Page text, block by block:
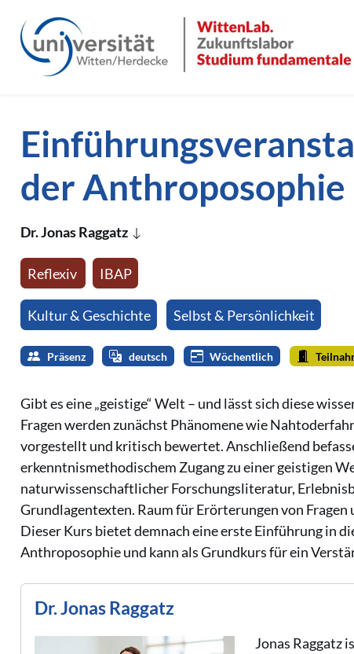
der Anthroposophie
Dr. Jonas Raggatz
Reflexiv IBAP
Kultur & Geschichte Selbst & Persönlichkeit
Präsenz deutsch Wöchentlich
Gibt es eine „geistige“ Welt – und lässt sich diese
Fragen werden zunächst Phänomene wie
vorgestellt und kritisch bewertet. Anschließend
erkenntnismethodischem Zugang zu einer geistigen
naturwissenschaftlicher Forschungsliteratur,
Grundlagentexten. Raum für Erörterungen von
Dieser Kurs bietet demnach eine erste Einführung in
Anthroposophie und kann als Grundkurs für ein
Dr. Jonas Raggatz
Jonas Raggatz